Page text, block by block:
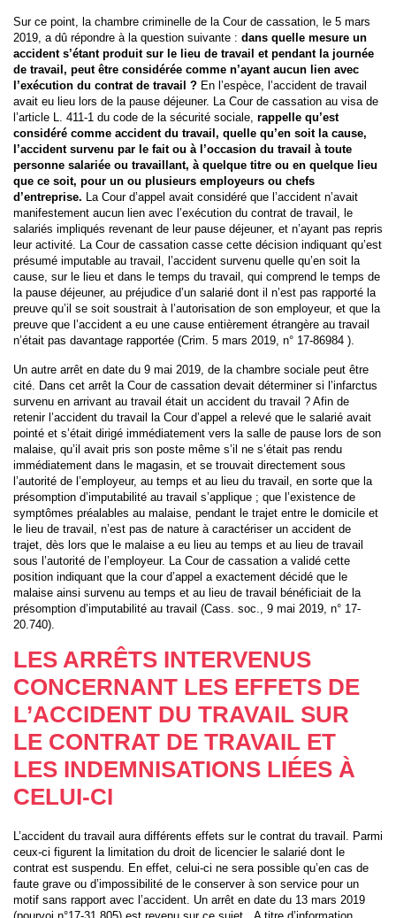
Sur ce point, la chambre criminelle de la Cour de cassation, le 5 mars
2019, a dû répondre à la question suivante : dans quelle mesure un
accident s’étant produit sur le lieu de travail et pendant la journée
de travail, peut être considérée comme n’ayant aucun lien avec
l’exécution du contrat de travail ? En l’espèce, l’accident de travail
avait eu lieu lors de la pause déjeuner. La Cour de cassation au visa de
l’article L. 411-1 du code de la sécurité sociale, rappelle qu’est
considéré comme accident du travail, quelle qu’en soit la cause,
l’accident survenu par le fait ou à l’occasion du travail à toute
personne salariée ou travaillant, à quelque titre ou en quelque lieu
que ce soit, pour un ou plusieurs employeurs ou chefs
d’entreprise. La Cour d’appel avait considéré que l’accident n’avait
manifestement aucun lien avec l’exécution du contrat de travail, le
salariés impliqués revenant de leur pause déjeuner, et n’ayant pas repris
leur activité. La Cour de cassation casse cette décision indiquant qu’est
présumé imputable au travail, l’accident survenu quelle qu’en soit la
cause, sur le lieu et dans le temps du travail, qui comprend le temps de
la pause déjeuner, au préjudice d’un salarié dont il n’est pas rapporté la
preuve qu’il se soit soustrait à l’autorisation de son employeur, et que la
preuve que l’accident a eu une cause entièrement étrangère au travail
n’était pas davantage rapportée (Crim. 5 mars 2019, n° 17-86984 ).
Un autre arrêt en date du 9 mai 2019, de la chambre sociale peut être
cité. Dans cet arrêt la Cour de cassation devait déterminer si l’infarctus
survenu en arrivant au travail était un accident du travail ? Afin de
retenir l’accident du travail la Cour d’appel a relevé que le salarié avait
pointé et s’était dirigé immédiatement vers la salle de pause lors de son
malaise, qu’il avait pris son poste même s’il ne s’était pas rendu
immédiatement dans le magasin, et se trouvait directement sous
l’autorité de l’employeur, au temps et au lieu du travail, en sorte que la
présomption d’imputabilité au travail s’applique ; que l’existence de
symptômes préalables au malaise, pendant le trajet entre le domicile et
le lieu de travail, n’est pas de nature à caractériser un accident de
trajet, dès lors que le malaise a eu lieu au temps et au lieu de travail
sous l’autorité de l’employeur. La Cour de cassation a validé cette
position indiquant que la cour d’appel a exactement décidé que le
malaise ainsi survenu au temps et au lieu de travail bénéficiait de la
présomption d’imputabilité au travail (Cass. soc., 9 mai 2019, n° 17-
20.740).
LES ARRÊTS INTERVENUS
CONCERNANT LES EFFETS DE
L’ACCIDENT DU TRAVAIL SUR
LE CONTRAT DE TRAVAIL ET
LES INDEMNISATIONS LIÉES À
CELUI-CI
L’accident du travail aura différents effets sur le contrat du travail. Parmi
ceux-ci figurent la limitation du droit de licencier le salarié dont le
contrat est suspendu. En effet, celui-ci ne sera possible qu’en cas de
faute grave ou d’impossibilité de le conserver à son service pour un
motif sans rapport avec l’accident. Un arrêt en date du 13 mars 2019